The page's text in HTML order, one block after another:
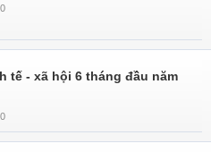
tế - xã hội 6 tháng đầu năm